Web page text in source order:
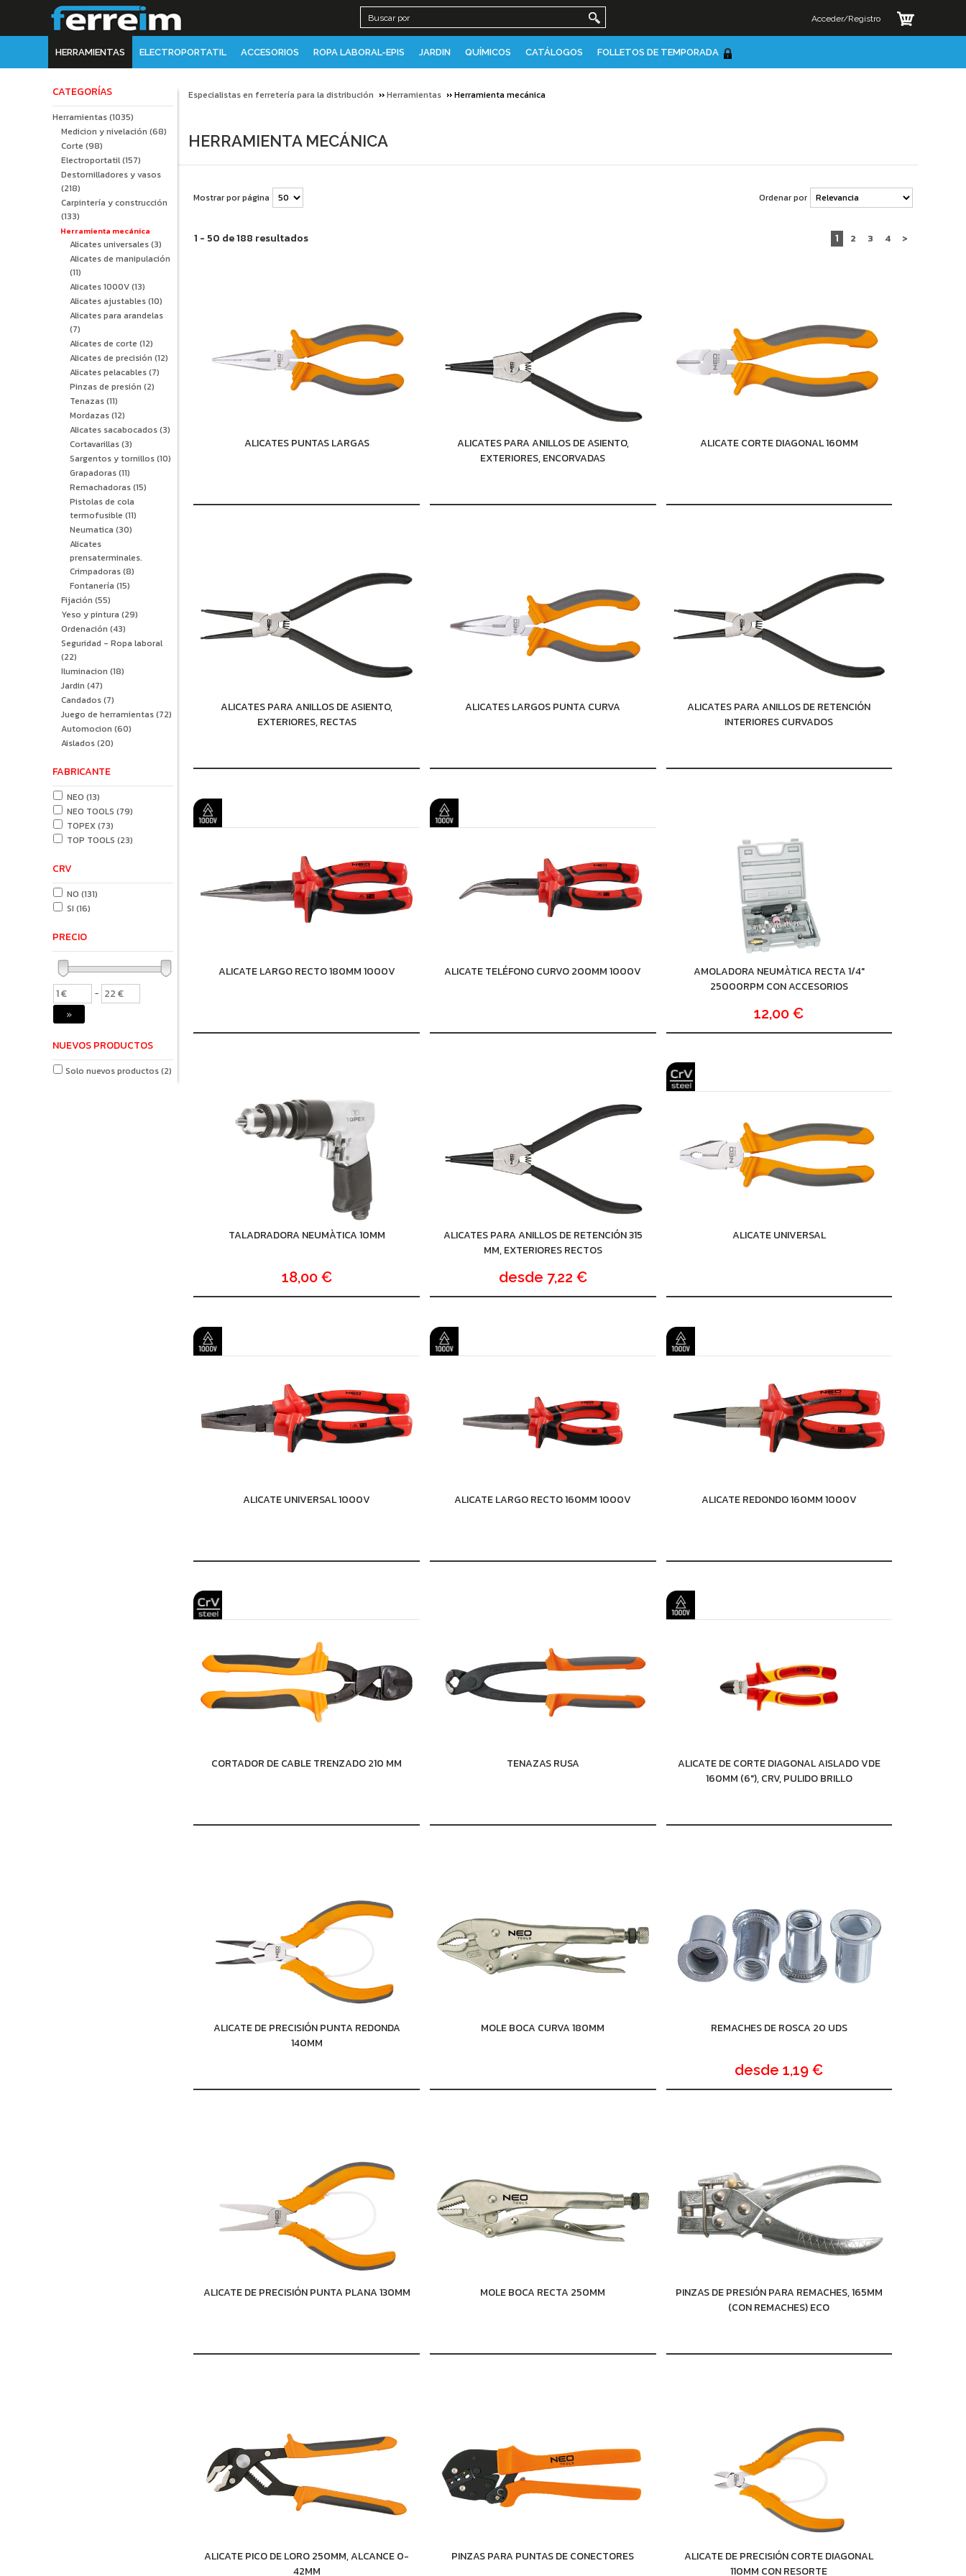
Acceder/Registro
HERRAMIENTAS ELECTROPORTATIL ACCESORIOS ROPA LABORAL-EPIS JARDIN QUÍMICOS CATÁLOGOS FOLLETOS DE TEMPORADA
CATEGORÍAS
Herramientas(1035)
Medicion y nivelación(68)
Corte(98)
Electroportatil(157)
Destornilladores y vasos
(218)
Carpintería y construcción
(133)
Herramienta mecánica
Alicates universales(3)
Alicates de manipulación
(11)
Alicates 1000V(13)
Alicates ajustables(10)
Alicates para arandelas
(7)
Alicates de corte(12)
Alicates de precisión(12)
Alicates pelacables(7)
Pinzas de presión(2)
Tenazas(11)
Mordazas(12)
Alicates sacabocados(3)
Cortavarillas(3)
Sargentos y tornillos(10)
Grapadoras(11)
Remachadoras(15)
Pistolas de cola
termofusible(11)
Neumatica(30)
Alicates
prensaterminales.
Crimpadoras(8)
Fontanería(15)
Fijación(55)
Yeso y pintura(29)
Ordenación(43)
Seguridad - Ropa laboral
(22)
Iluminacion(18)
Jardin(47)
Candados(7)
Juego de herramientas(72)
Automocion(60)
Aislados(20)
FABRICANTE
NEO (13)
NEO TOOLS (79)
TOPEX(73)
TOP TOOLS (23)
CRV
NO (131)
SI (16)
PRECIO
-
»
NUEVOS PRODUCTOS
Solo nuevos productos(2)
Especialistas en ferretería para la distribución Herramientas Herramienta mecánica
HERRAMIENTA MECÁNICA
Mostrar por página Ordenar por
1 - 50 de 188 resultados 1 2 3 4 >
ALICATES PUNTAS LARGAS
ALICATES PARA ANILLOS DE ASIENTO,
EXTERIORES, ENCORVADAS
ALICATE CORTE DIAGONAL 160MM
ALICATES PARA ANILLOS DE ASIENTO,
EXTERIORES, RECTAS
ALICATES LARGOS PUNTA CURVA
ALICATES PARA ANILLOS DE RETENCIÓN
INTERIORES CURVADOS
ALICATE LARGO RECTO 180MM 1000V ALICATE TELÉFONO CURVO 200MM 1000V
AMOLADORA NEUMÀTICA RECTA 1/4"
25000RPM CON ACCESORIOS
12,00 €
TALADRADORA NEUMÀTICA 10MM
18,00 €
ALICATES PARA ANILLOS DE RETENCIÓN 315
MM, EXTERIORES RECTOS
desde 7,22 €
ALICATE UNIVERSAL
ALICATE UNIVERSAL 1000V ALICATE LARGO RECTO 160MM 1000V ALICATE REDONDO 160MM 1000V
CORTADOR DE CABLE TRENZADO 210 MM TENAZAS RUSA
ALICATE DE CORTE DIAGONAL AISLADO VDE
160MM (6"), CRV, PULIDO BRILLO
ALICATE DE PRECISIÓN PUNTA REDONDA
140MM
MOLE BOCA CURVA 180MM REMACHES DE ROSCA 20 UDS
desde 1,19 €
ALICATE DE PRECISIÓN PUNTA PLANA 130MM MOLE BOCA RECTA 250MM
PINZAS DE PRESIÓN PARA REMACHES, 165MM
(CON REMACHES) ECO
ALICATE PICO DE LORO 250MM, ALCANCE 0-
42MM
PINZAS PARA PUNTAS DE CONECTORES
ALICATE DE PRECISIÓN CORTE DIAGONAL
110MM CON RESORTE